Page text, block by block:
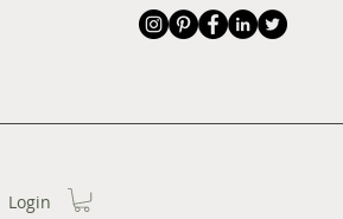
Login